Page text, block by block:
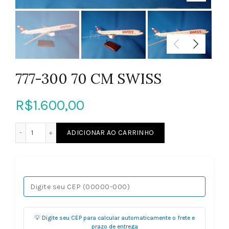
777-300 70 CM SWISS
R$1.600,00
ADICIONAR AO CARRINHO
💡 Digite seu CEP para calcular automaticamente o frete e
prazo de entrega